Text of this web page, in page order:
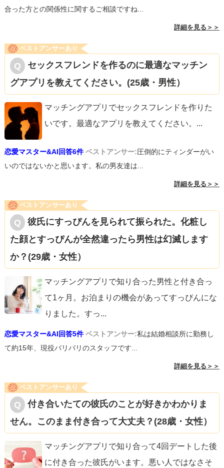
合った方との関係性に関するご相談ですね...
詳細を見る＞＞
ベストアンサーあり
セックスフレンドを作るのに最適なマッチン
グアプリを教えてください。(25歳・男性）
マッチングアプリでセックスフレンドを作りた
いです。最適なアプリを教えてください。 ...
恋愛マスター&AI回答6件 ベストアンサー:圧倒的にティンダーがい
いのではないかと思います。私の男友達は...
詳細を見る＞＞
ベストアンサーあり
彼氏にすっぴんを見られて振られた。化粧し
た顔とすっぴんが全然違ったら男性は幻滅します
か？(29歳・女性）
マッチングアプリで知り合った男性と付き合っ
て1ヶ月。お泊まりの機会があってすっぴんにな
りました。すっ...
恋愛マスター&AI回答5件 ベストアンサー:私は結婚相談所に勤務し
て約15年、現役バリバリのスタッフです...
詳細を見る＞＞
ベストアンサーあり
付き合いたての彼氏のことが好きかわかりま
せん。このまま付き合って大丈夫？(28歳・女性）
マッチングアプリで知り合って4回デートした後
に付き合った彼氏がいます。悪い人ではなさそ